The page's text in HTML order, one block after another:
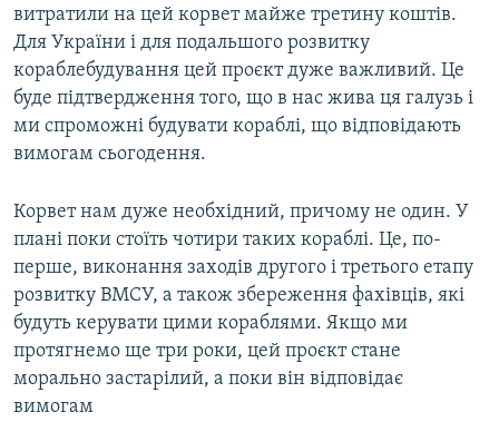
витратили на цей корвет майже третину коштів.
Для України і для подальшого розвитку
кораблебудування цей проєкт дуже важливий. Це
буде підтвердження того, що в нас жива ця галузь і
ми спроможні будувати кораблі, що відповідають
вимогам сьогодення.
Корвет нам дуже необхідний, причому не один. У
плані поки стоїть чотири таких кораблі. Це, по-
перше, виконання заходів другого і третього етапу
розвитку ВМСУ, а також збереження фахівців, які
будуть керувати цими кораблями. Якщо ми
протягнемо ще три роки, цей проєкт стане
морально застарілий, а поки він відповідає
вимогам